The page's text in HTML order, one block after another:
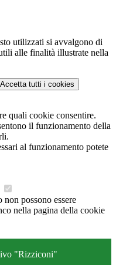
utilizzati si avvalgono di
alle finalità illustrate nella
Accetta tutti i cookies
quali cookie consentire.
il funzionamento della
al funzionamento potete
possono essere
nella pagina della cookie
"Rizziconi"